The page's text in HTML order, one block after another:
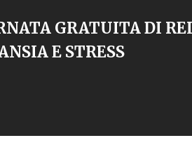
GRATUITA DI
E STRESS